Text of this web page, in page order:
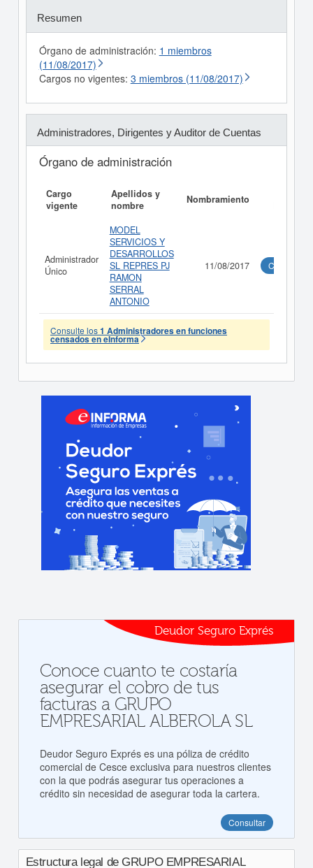
Resumen
Órgano de administración: 1 miembros
(11/08/2017)
Cargos no vigentes: 3 miembros (11/08/2017)
Administradores, Dirigentes y Auditor de Cuentas
Órgano de administración
Cargo
vigente
Apellidos y
nombre
Nombramiento
Administrador
Único
MODEL
SERVICIOS Y
DESARROLLOS
SL REPRES PJ
RAMON
SERRAL
ANTONIO
11/08/2017 Consultar
Consulte los1 Administradores en funciones
censados en eInforma
Deudor Seguro Exprés
Conoce cuanto te costaría
asegurar el cobro de tus
facturas a GRUPO
EMPRESARIAL ALBEROLA SL
Deudor Seguro Exprés es una póliza de crédito
comercial de Cesce exclusiva para nuestros clientes
con la que podrás asegurar tus operaciones a
crédito sin necesidad de asegurar toda la cartera.
Consultar
Estructura legal de GRUPO EMPRESARIAL